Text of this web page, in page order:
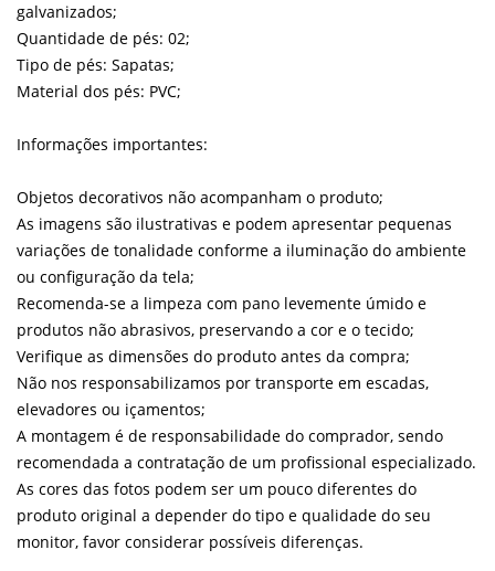
galvanizados;
Quantidade de pés: 02;
Tipo de pés: Sapatas;
Material dos pés: PVC;
Informações importantes:
Objetos decorativos não acompanham o produto;
As imagens são ilustrativas e podem apresentar pequenas
variações de tonalidade conforme a iluminação do ambiente
ou configuração da tela;
Recomenda-se a limpeza com pano levemente úmido e
produtos não abrasivos, preservando a cor e o tecido;
Verifique as dimensões do produto antes da compra;
Não nos responsabilizamos por transporte em escadas,
elevadores ou içamentos;
A montagem é de responsabilidade do comprador, sendo
recomendada a contratação de um profissional especializado.
As cores das fotos podem ser um pouco diferentes do
produto original a depender do tipo e qualidade do seu
monitor, favor considerar possíveis diferenças.